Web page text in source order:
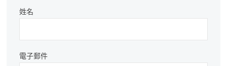
姓名
電子郵件